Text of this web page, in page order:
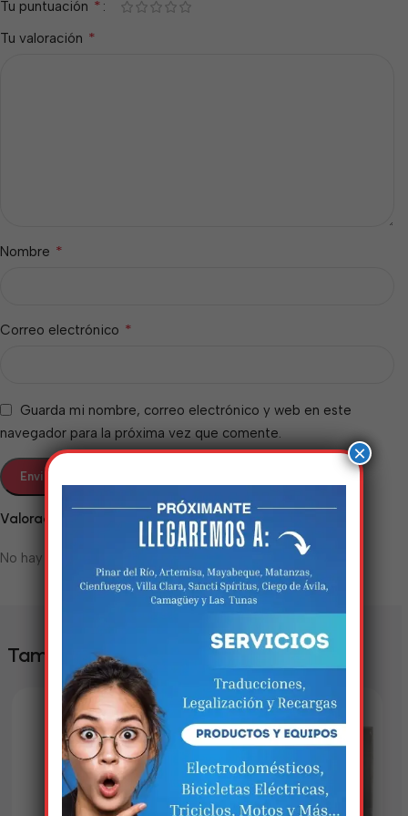
Valoraciones
No hay valoraciones aún.
Tu puntuación *
Tu valoración *
Nombre *
Correo electrónico *
Guarda mi nombre, correo electrónico y web en este
navegador para la próxima vez que comente.
También te puede interesar
×
Estamos trabalhando
nisso!
Em breve, esta página estará
disponível com novidades
incríveis. Agradecemos pela
paciência e compreensão.